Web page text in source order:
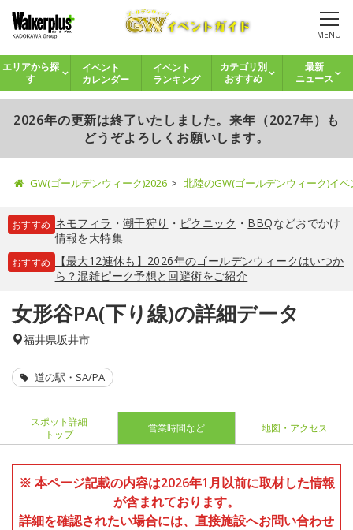
MENU
エリアから探
す
イベント
カレンダー
イベント
ランキング
カテゴリ別
おすすめ
最新
ニュース
2026年の更新は終了いたしました。来年（2027年）も
どうぞよろしくお願いします。
GW(ゴールデンウィーク)2026 北陸のGW(ゴールデンウィーク)イ
おすすめ ネモフィラ ・ 潮干狩り ・ ピクニック ・ BBQなどおでかけ
情報を大特集
おすすめ
【最大12連休も】2026年のゴールデンウィークはいつか
ら？混雑ピーク予想と回避術をご紹介
女形谷PA(下り線)の詳細データ
福井県坂井市
道の駅・SA/PA
スポット詳細
トップ
営業時間など 地図・アクセス
※ 本ページ記載の内容は2026年1月以前に取材した情報
が含まれております。
詳細を確認されたい場合には、直接施設へお問い合わせ